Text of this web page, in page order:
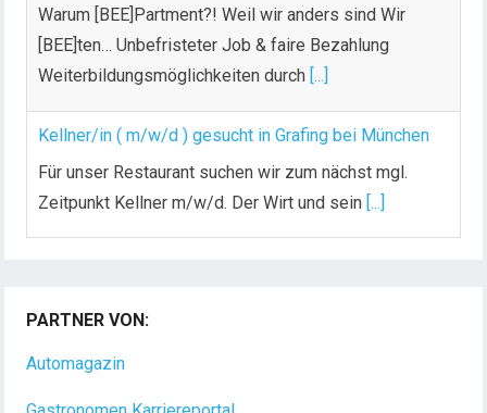
Warum [BEE]Partment?! Weil wir anders sind Wir
[BEE]ten… Unbefristeter Job & faire Bezahlung
Weiterbildungsmöglichkeiten durch [...]
Kellner/in ( m/w/d ) gesucht in Grafing bei München
Für unser Restaurant suchen wir zum nächst mgl.
Zeitpunkt Kellner m/w/d. Der Wirt und sein [...]
Dein Arbeitsplatz mit Urlaubsfeeling Chef de Rang
(m/w/d) Du bist Gastgeber aus Leidenschaft und
PARTNER VON:
Automagazin